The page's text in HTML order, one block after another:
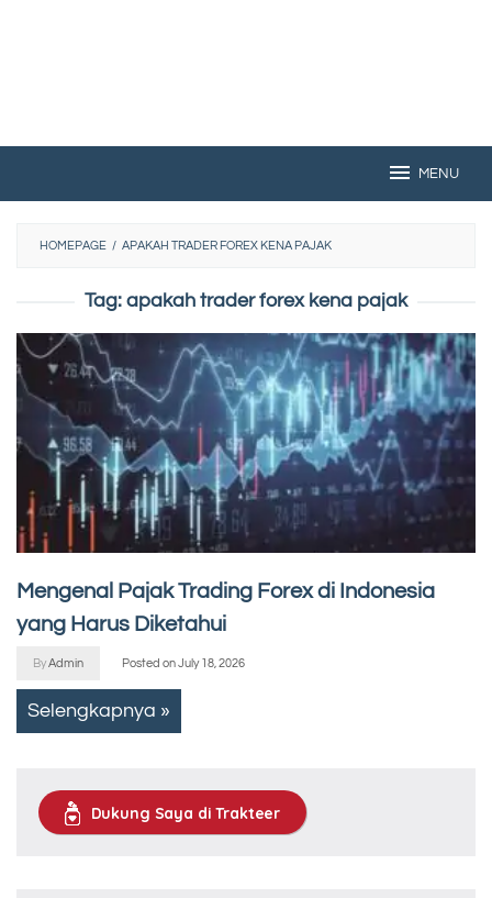
MENU
HOMEPAGE / APAKAH TRADER FOREX KENA PAJAK
Tag: apakah trader forex kena pajak
Mengenal Pajak Trading Forex di Indonesia
yang Harus Diketahui
ByAdmin Posted onJuly 18, 2026
Selengkapnya »
Dukung Saya di Trakteer